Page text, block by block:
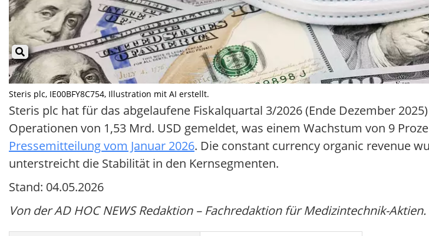
Steris plc, IE00BFY8C754, Illustration mit AI erstellt.
Steris plc hat für das abgelaufene Fiskalquartal 3/2026 (Ende Dezember
Operationen von 1,53 Mrd. USD gemeldet, was einem Wachstum von 9
Pressemitteilung vom Januar 2026. Die constant currency organic revenue
unterstreicht die Stabilität in den Kernsegmenten.
Stand: 04.05.2026
Von der AD HOC NEWS Redaktion – Fachredaktion für Medizintechnik-Aktien.